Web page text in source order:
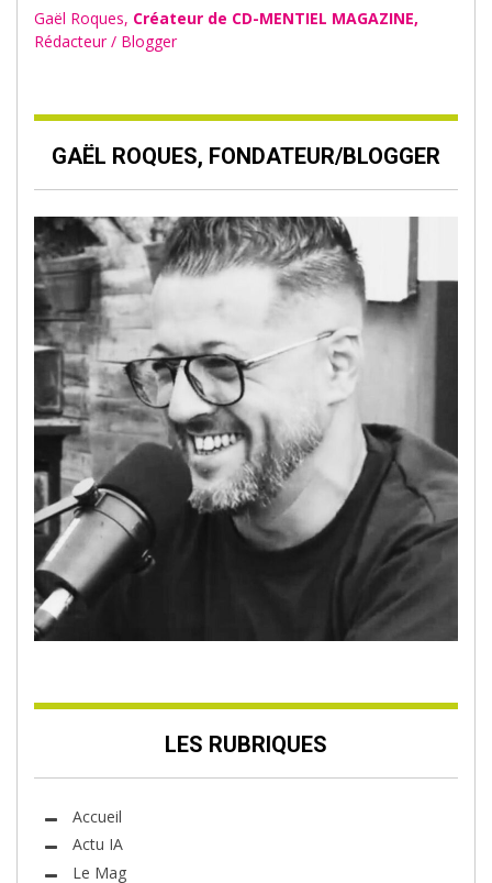
Gaël Roques, Créateur de CD-MENTIEL MAGAZINE,
Rédacteur / Blogger
GAËL ROQUES, FONDATEUR/BLOGGER
LES RUBRIQUES
Accueil
Actu IA
Le Mag